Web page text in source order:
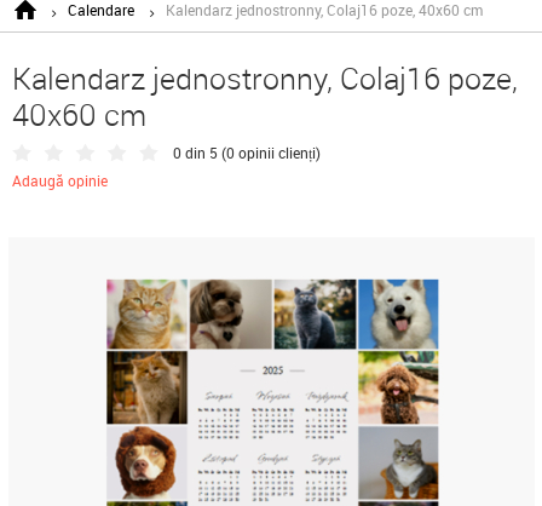
Calendare Kalendarz jednostronny, Colaj16 poze, 40x60 cm
Kalendarz jednostronny, Colaj16 poze,
40x60 cm
0 din 5 (0 opinii clienți)
Adaugă opinie